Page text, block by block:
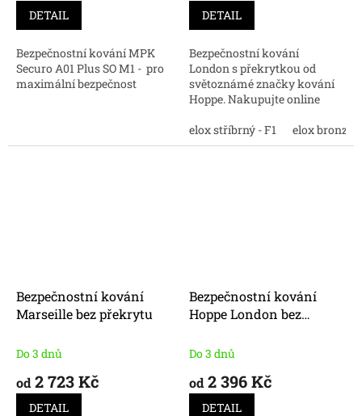
DETAIL
Bezpečnostní kování MPK
Securo A01 Plus SO M1 - pro
maximální bezpečnost
DETAIL
Bezpečnostní kování
London s překrytkou od
světoznámé značky kování
Hoppe. Nakupujte online
elox stříbrný - F1
elox bronz -
Bezpečnostní kování
Marseille bez překrytu
Do 3 dnů
od 2 723 Kč
DETAIL
Bezpečnostní kování
Hoppe London bez
Do 3 dnů
od 2 396 Kč
DETAIL